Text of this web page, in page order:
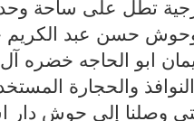
تطل على ساحة
حسن عبد الكريم
ابو الحاجه خضره
والحجارة
وصلنا إلى حوش